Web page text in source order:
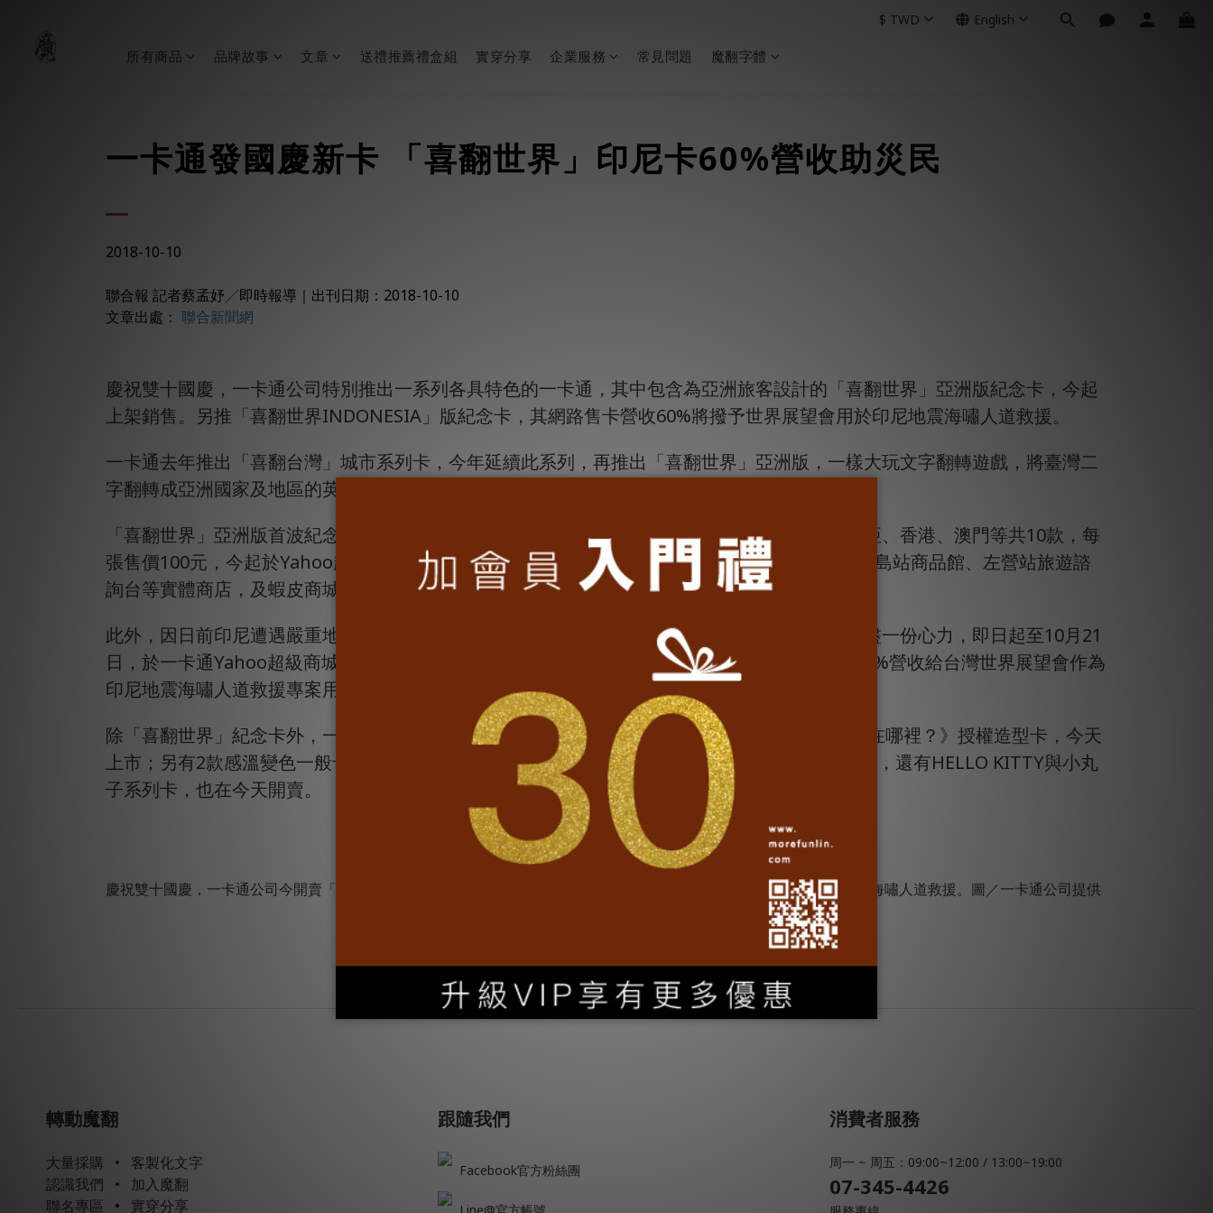
所有商品 品牌故事 文章 送禮推薦禮盒組 實穿分享 企業服務 常見問題 魔翻字體
$ TWD English
一卡通發國慶新卡 「喜翻世界」印尼卡60%營收助災民
2018-10-10
聯合報 記者蔡孟妤╱即時報導 ｜ 出刊日期：2018-10-10
文章出處： 聯合新聞網
慶祝雙十國慶，一卡通公司特別推出一系列各具特色的一卡通，其中包含為亞洲旅客設計的「喜翻世界」亞洲版紀念卡，今起
上架銷售。另推「喜翻世界INDONESIA」版紀念卡，其網路售卡營收60%將撥予世界展望會用於印尼地震海嘯人道救援。
一卡通去年推出「喜翻台灣」城市系列卡，今年延續此系列，再推出「喜翻世界」亞洲版，一樣大玩文字翻轉遊戲，將臺灣二
字翻轉成亞洲國家及地區的英文名，另也將各地的特色、建築及人文風情設計在卡面上。
「喜翻世界」亞洲版首波紀念卡包含日本、韓國、菲律賓、越南、泰國、新加坡、印尼、馬來西亞、香港、澳門等共10款，每
張售價100元，今起於Yahoo超級商城上架銷售，之後一卡通台北及台中服務中心、高雄捷運美麗島站商品館、左營站旅遊諮
詢台等實體商店，及蝦皮商城、PChome24h購物、LINE口袋商店等網路商店也會陸續上架販售。
此外，因日前印尼遭遇嚴重地震及海嘯災情，一卡通表示，身為地球村一員，希望能為印尼災民盡一份心力，即日起至10月21
日，於一卡通Yahoo超級商城網路預購「喜翻世界INDONESIA」版紀念一卡通，每張卡將提撥60%營收給台灣世界展望會作為
印尼地震海嘯人道救援專案用。
除「喜翻世界」紀念卡外，一卡通也推出了英國插畫家Martin Handford創作的兒童書籍《威利在哪裡？》授權造型卡，今天
上市；另有2款感溫變色一般卡將於11月15日上市，只要用手部溫度感應隱藏畫面就會顯現。此外，還有HELLO KITTY與小丸
子系列卡，也在今天開賣。
慶祝雙十國慶，一卡通公司今開賣「喜翻世界」系列紀念一卡通，其中印尼版紀念卡，網路售卡營收60%將用於印尼地震海嘯人道救援。圖／一卡通公司提供
Back to media
轉動魔翻
大量採購 •
客製化文字
認識我們 •
加入魔翻
聯名專區 • 實穿分享
跟隨我們
Facebook官方粉絲團
消費者服務
周一 ~ 周五：09:00~12:00 / 13:00~19:00
07-345-4426